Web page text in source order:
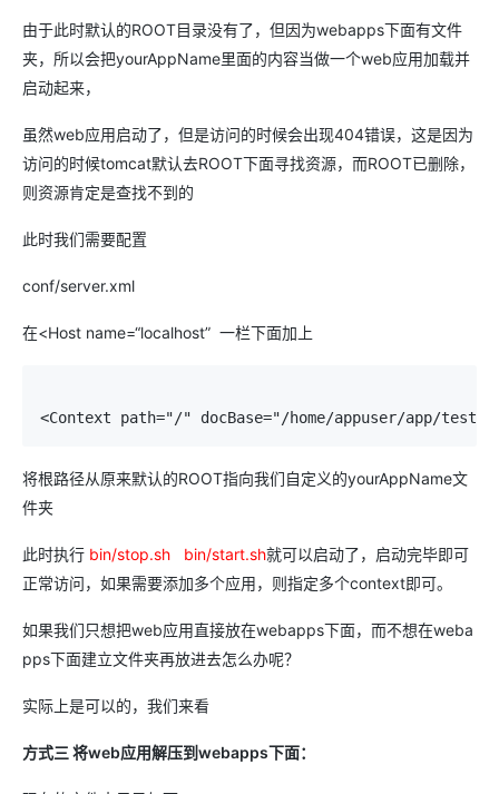
由于此时默认的ROOT目录没有了，但因为webapps下面有文件
夹，所以会把yourAppName里面的内容当做一个web应用加载并
启动起来，
虽然web应用启动了，但是访问的时候会出现404错误，这是因为
访问的时候tomcat默认去ROOT下面寻找资源，而ROOT已删除，
则资源肯定是查找不到的
此时我们需要配置
conf/server.xml
在<Host name=“localhost” 一栏下面加上
<Context path="/" docBase="/home/appuser/app/
将根路径从原来默认的ROOT指向我们自定义的yourAppName文
件夹
此时执行 bin/stop.sh bin/start.sh就可以启动了，启动完毕即可
正常访问，如果需要添加多个应用，则指定多个context即可。
如果我们只想把web应用直接放在webapps下面，而不想在weba
pps下面建立文件夹再放进去怎么办呢？
实际上是可以的，我们来看
方式三 将web应用解压到webapps下面：